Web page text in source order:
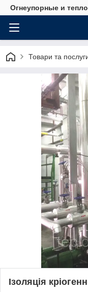
Огнеупорные и
Товари та
Ізоляція